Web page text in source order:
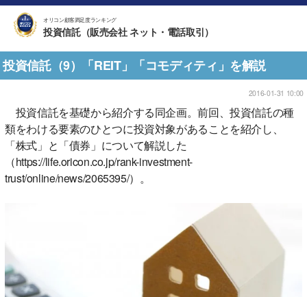
オリコン顧客満足度ランキング
投資信託（販売会社 ネット・電話取引）
投資信託（9）「REIT」「コモディティ」を解説
2016-01-31 10:00
投資信託を基礎から紹介する同企画。前回、投資信託の種
類をわける要素のひとつに投資対象があることを紹介し、
「株式」と「債券」について解説した
（https://life.oricon.co.jp/rank-investment-
trust/online/news/2065395/）。